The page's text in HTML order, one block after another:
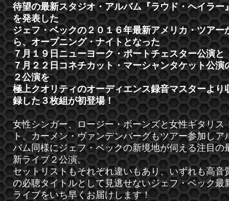
待望の最新スタジオ・アルバム『ラウド・ヘイラー
を発表した
ジェフ・ベックの２０１６年最新アメリカ・ツアー
ら、オープニング・ナイトとなった
７月１９日ニューヨーク・ポートチェスター公演と
７月２２日コネチカット・マーシャンタケット公演
２公演を
極上クオリティのオーディエンス録音マスターより
録した３枚組が初登場！
女性シンガー、ロージー・ボーンズと女性ギタリス
ト、カーメン・ヴァンデンバーグもツアー参加しア
バム同様にジェフ・ベックの新境地が伺える注目の
新ライブ２公演。
セットリストもそれぞれ違いもあり、いずれも高音
の必聴タイトルとして見逃せないジェフ・ベック最
ライブをいち早くお届けします！